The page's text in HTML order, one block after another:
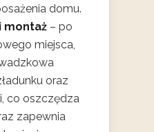
domu.
montaż – po
miejsca,
oraz
co oszczędza
zapewnia